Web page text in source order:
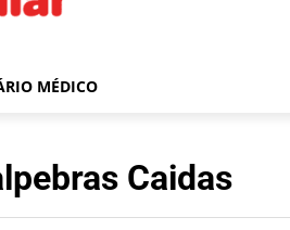
MÉDICO
Caidas